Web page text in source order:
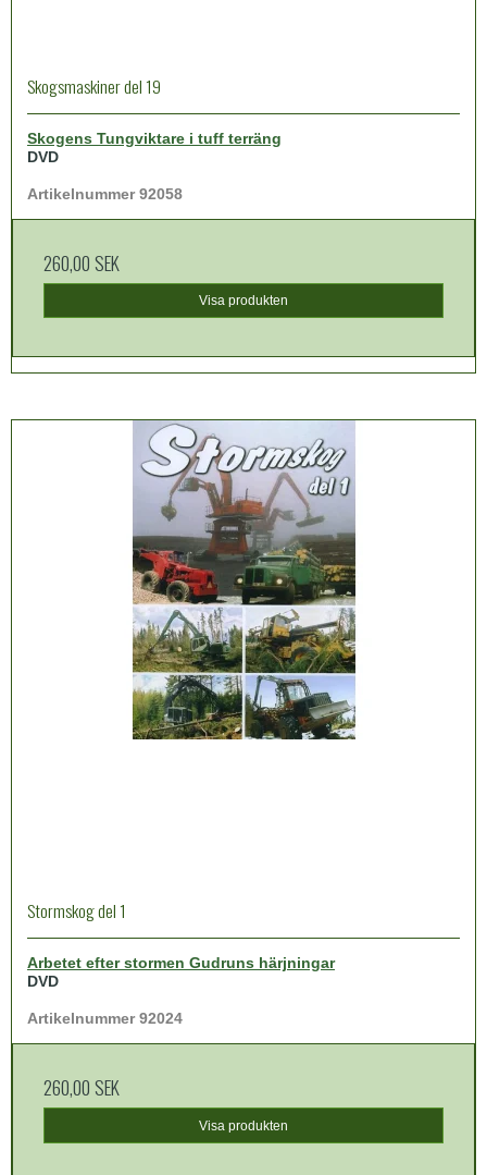
Skogsmaskiner del 19
Skogens Tungviktare i tuff terräng
DVD
Artikelnummer 92058
260,00 SEK
Visa produkten
Stormskog del 1
Arbetet efter stormen Gudruns härjningar
DVD
Artikelnummer 92024
260,00 SEK
Visa produkten